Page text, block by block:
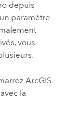
depuis
paramètre
vous
ArcGIS
la